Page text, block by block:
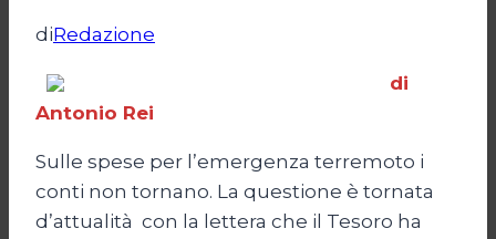
diRedazione
di
Antonio Rei
Sulle spese per l’emergenza terremoto i
conti non tornano. La questione è tornata
d’attualità con la lettera che il Tesoro ha